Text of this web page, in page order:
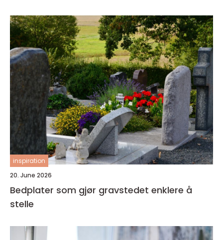
inspiration
20. June 2026
Bedplater som gjør gravstedet enklere å
stelle